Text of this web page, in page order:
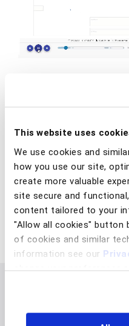
This website uses
We use cookies and
how you use our site,
create more valuable
site secure and
content tailored to your
"Allow all cookies" button
of cookies and similar
information see our
change your preferences
fraude a acelerar sus
reconstrucciones en
aportando contexto
la puntuación de
equipos pueden crear
para profundizar en los
con